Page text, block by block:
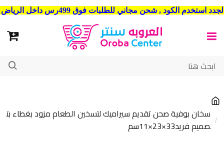
شحن مجاني للطلبات فوق 499رس داخل الرياض . وشحن الي جميع مدن المملكة العربية السعودية
سخان بوفية صحن تقديم سيراميك لتسخين الطعام مزود بغطاء بت
صميم فريد33×23×11سم